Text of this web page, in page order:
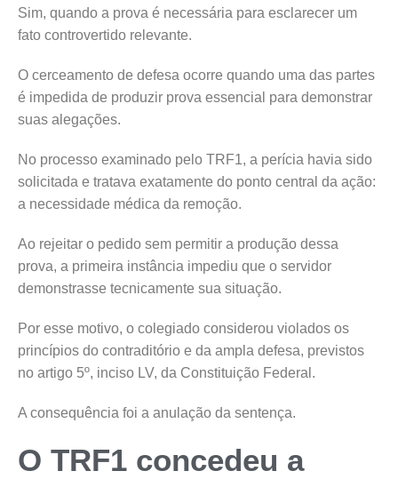
Sim, quando a prova é necessária para esclarecer um
fato controvertido relevante.
O cerceamento de defesa ocorre quando uma das partes
é impedida de produzir prova essencial para demonstrar
suas alegações.
No processo examinado pelo TRF1, a perícia havia sido
solicitada e tratava exatamente do ponto central da ação:
a necessidade médica da remoção.
Ao rejeitar o pedido sem permitir a produção dessa
prova, a primeira instância impediu que o servidor
demonstrasse tecnicamente sua situação.
Por esse motivo, o colegiado considerou violados os
princípios do contraditório e da ampla defesa, previstos
no artigo 5º, inciso LV, da Constituição Federal.
A consequência foi a anulação da sentença.
O TRF1 concedeu a